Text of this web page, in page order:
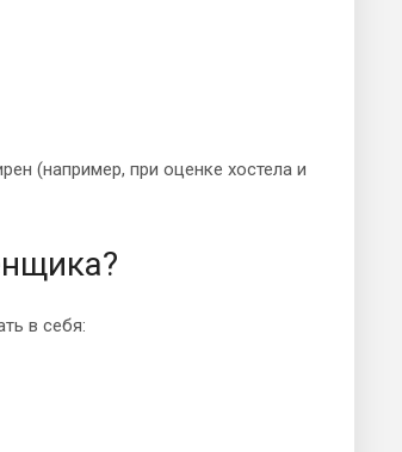
(например, при оценке хостела и
в себя: